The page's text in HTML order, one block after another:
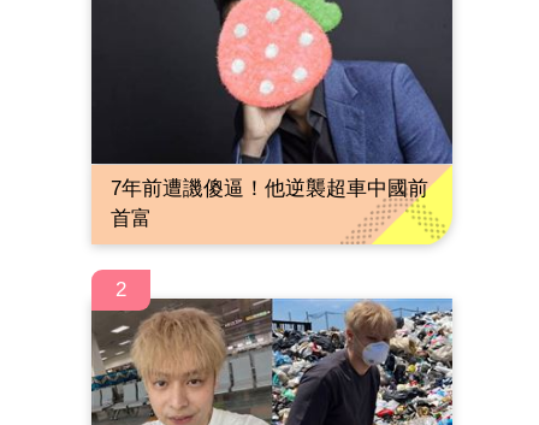
7年前遭譏傻逼！他逆襲超車中國前
首富
2